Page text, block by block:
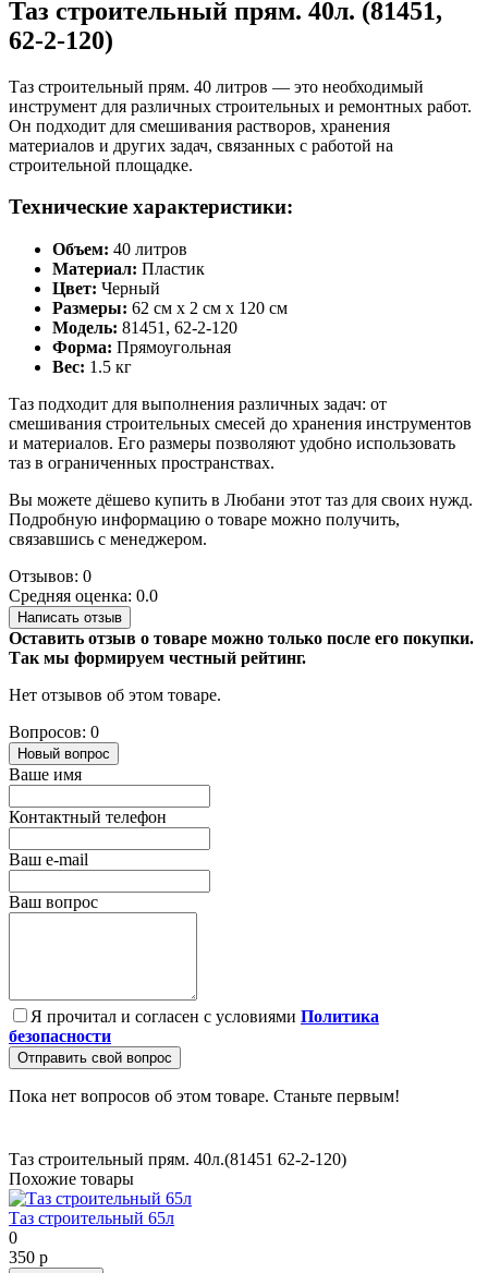
Таз строительный прям. 40л. (81451,
62-2-120)
Таз строительный прям. 40 литров — это необходимый
инструмент для различных строительных и ремонтных работ.
Он подходит для смешивания растворов, хранения
материалов и других задач, связанных с работой на
строительной площадке.
Технические характеристики:
Объем: 40 литров
Материал: Пластик
Цвет: Черный
Размеры: 62 см x 2 см x 120 см
Модель: 81451, 62-2-120
Форма: Прямоугольная
Вес: 1.5 кг
Таз подходит для выполнения различных задач: от
смешивания строительных смесей до хранения инструментов
и материалов. Его размеры позволяют удобно использовать
таз в ограниченных пространствах.
Вы можете дёшево купить в Любани этот таз для своих нужд.
Подробную информацию о товаре можно получить,
связавшись с менеджером.
Отзывов: 0
Средняя оценка: 0.0
Написать отзыв
Оставить отзыв о товаре можно только после его покупки.
Так мы формируем честный рейтинг.
Нет отзывов об этом товаре.
Вопросов: 0
Новый вопрос
Ваше имя
Контактный телефон
Ваш e-mail
Ваш вопрос
Я прочитал и согласен с условиями Политика
безопасности
Отправить свой вопрос
Пока нет вопросов об этом товаре. Станьте первым!
Таз строительный прям. 40л.(81451 62-2-120)
Похожие товары
Таз строительный 65л
0
350 р